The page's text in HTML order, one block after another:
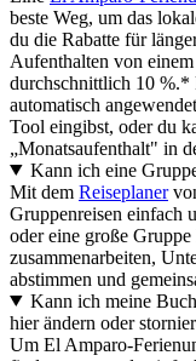
beste Weg, um das
du die Rabatte für
Aufenthalten von
durchschnittlich 10 %.*
automatisch
Tool eingibst, oder du
„Monatsaufenthalt" in
Kann ich eine
Mit dem Reiseplaner
Gruppenreisen einfach
oder eine große
zusammenarbeiten,
abstimmen und
Kann ich meine
hier ändern oder
Um El Amparo-